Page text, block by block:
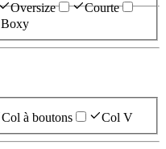
Oversize
Courte
Boxy
Col à boutons Col V